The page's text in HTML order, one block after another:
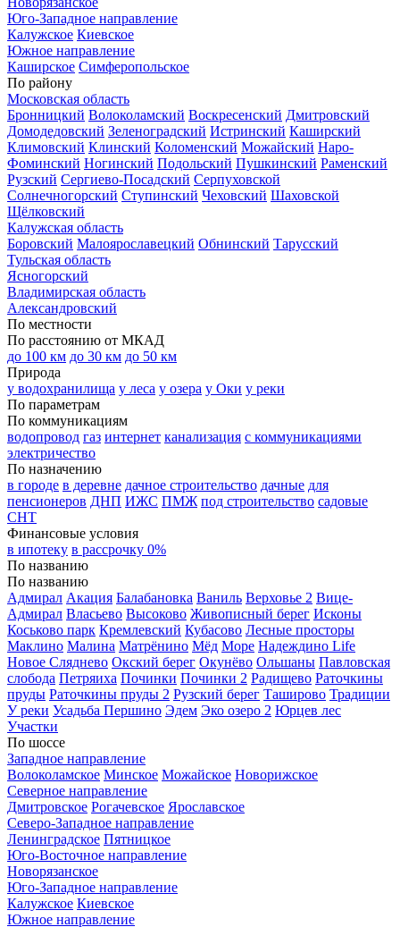
Юго-Западное направление
Калужское Киевское
Южное направление
Каширское Симферопольское
По району
Московская область
Бронницкий Волоколамский Воскресенский Дмитровский
Домодедовский Зеленоградский Истринский Каширский
Климовский Клинский Коломенский Можайский Наро-
Фоминский Ногинский Подольский Пушкинский Раменский
Рузский Сергиево-Посадский Серпуховской
Солнечногорский Ступинский Чеховский Шаховской
Щёлковский
Калужская область
Боровский Малоярославецкий Обнинский Тарусский
Тульская область
Ясногорский
Владимирская область
Александровский
По местности
По расстоянию от МКАД
до 100 км до 30 км до 50 км
Природа
у водохранилища у леса у озера у Оки у реки
По параметрам
По коммуникациям
водопровод газ интернет канализация с коммуникациями
электричество
По назначению
в городе в деревне дачное строительство дачные для
пенсионеров ДНП ИЖС ПМЖ под строительство садовые
СНТ
Финансовые условия
в ипотеку в рассрочку 0%
По названию
По названию
Адмирал Акация Балабановка Ваниль Верховье 2 Вице-
Адмирал Власьево Высоково Живописный берег Исконы
Коськово парк Кремлевский Кубасово Лесные просторы
Маклино Малина Матрёнино Мёд Море Надеждино Life
Новое Сляднево Окский берег Окунёво Ольшаны Павловская
слобода Петряиха Починки Починки 2 Радищево Раточкины
пруды Раточкины пруды 2 Рузский берег Таширово Традиции
У реки Усадьба Першино Эдем Эко озеро 2 Юрцев лес
Участки
По шоссе
Западное направление
Волоколамское Минское Можайское Новорижское
Северное направление
Дмитровское Рогачевское Ярославское
Северо-Западное направление
Ленинградское Пятницкое
Юго-Восточное направление
Новорязанское
Юго-Западное направление
Калужское Киевское
Южное направление